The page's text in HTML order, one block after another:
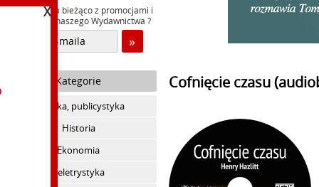
Chcesz być na bieżąco z promocjami i
nowościami naszego Wydawnictwa ?
Kategorie
Polityka, publicystyka
Historia
Ekonomia
Beletrystyka
Cofnięcie czasu
X